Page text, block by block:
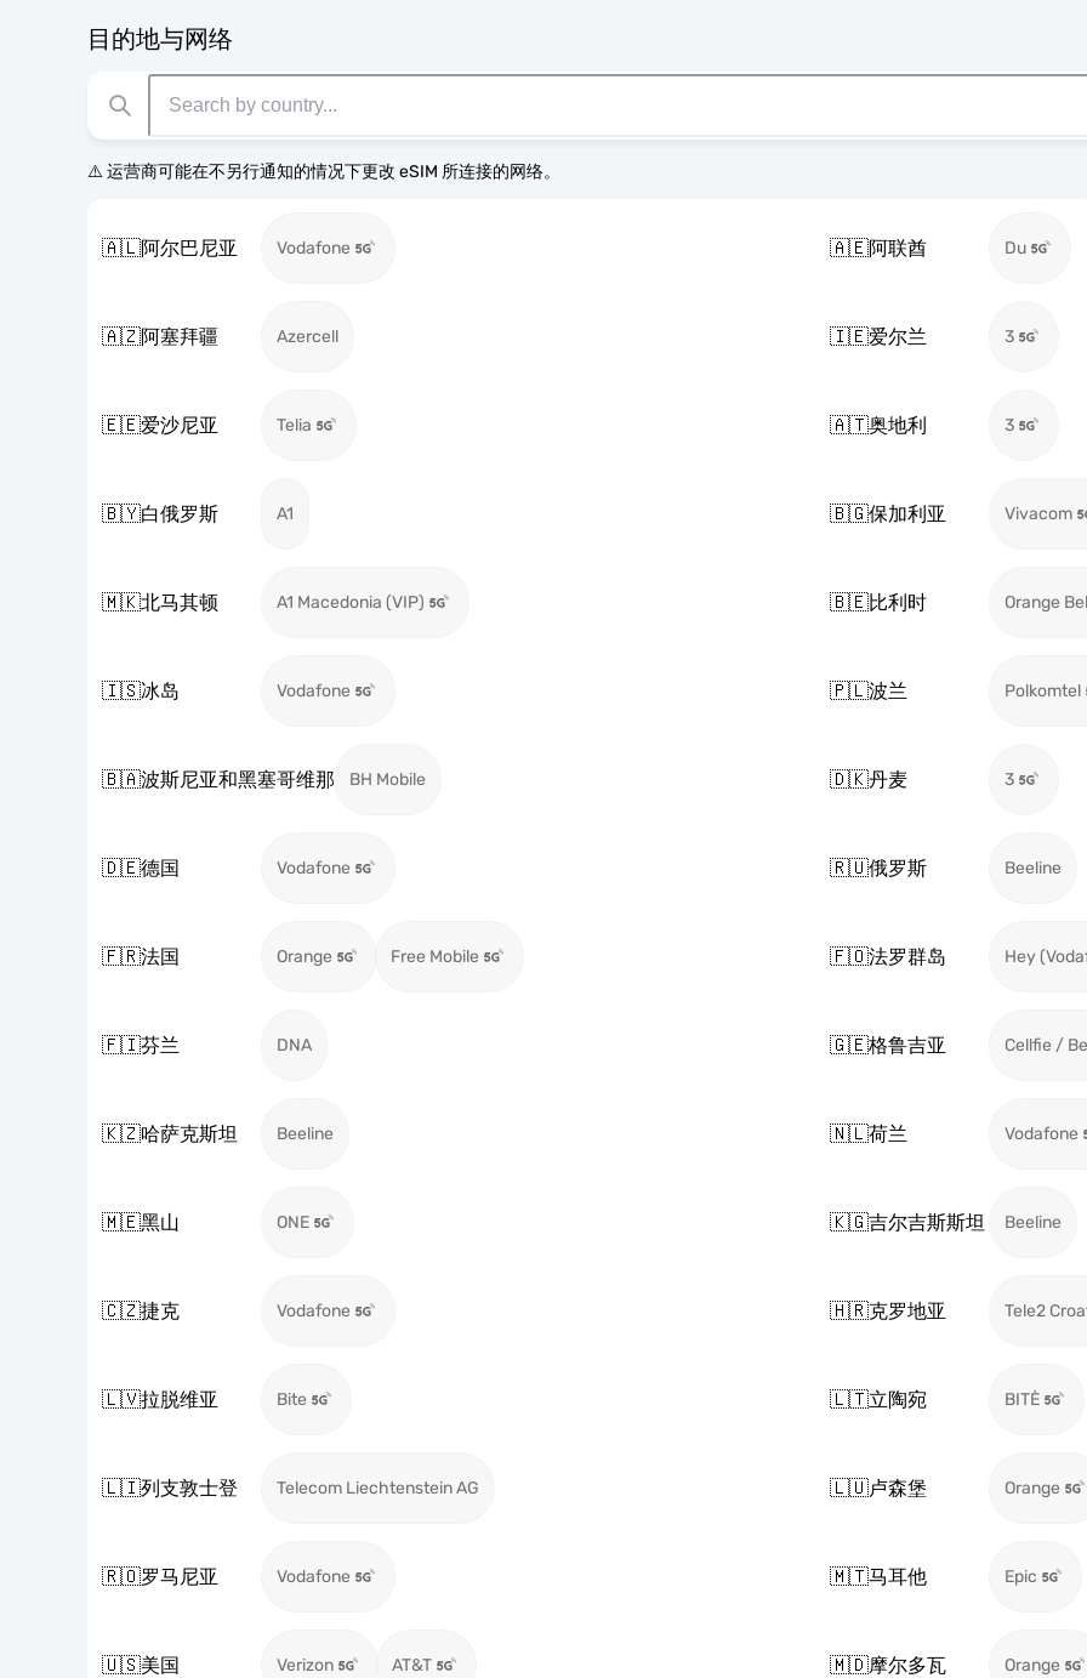
目的地与网络
⚠️ 运营商可能在不另行通知的情况下更改 eSIM 所连接的网络。
🇦🇱阿尔巴尼亚 Vodafone 🇦🇪阿联酋 Du
🇦🇿阿塞拜疆 Azercell 🇮🇪爱尔兰 3
🇪🇪爱沙尼亚 Telia 🇦🇹奥地利 3
🇧🇾白俄罗斯 A1 🇧🇬保加利亚 Vivacom
🇲🇰北马其顿 A1 Macedonia (VIP) 🇧🇪比利时 Orange
🇮🇸冰岛 Vodafone 🇵🇱波兰 Polkomtel
🇧🇦波斯尼亚和黑塞哥维那 BH Mobile 🇩🇰丹麦 3
🇩🇪德国 Vodafone 🇷🇺俄罗斯 Beeline
🇫🇷法国 Orange Free Mobile 🇫🇴法罗群岛 Hey
🇫🇮芬兰 DNA 🇬🇪格鲁吉亚 Cellfie /
🇰🇿哈萨克斯坦 Beeline 🇳🇱荷兰 Vodafone
🇲🇪黑山 ONE 🇰🇬吉尔吉斯斯坦 Beeline
🇨🇿捷克 Vodafone 🇭🇷克罗地亚 Tele2
🇱🇻拉脱维亚 Bite 🇱🇹立陶宛 BITĖ
🇱🇮列支敦士登 Telecom Liechtenstein AG 🇱🇺卢森堡 Orange
🇷🇴罗马尼亚 Vodafone 🇲🇹马耳他 Epic
🇺🇸美国 Verizon AT&T 🇲🇩摩尔多瓦 Orange